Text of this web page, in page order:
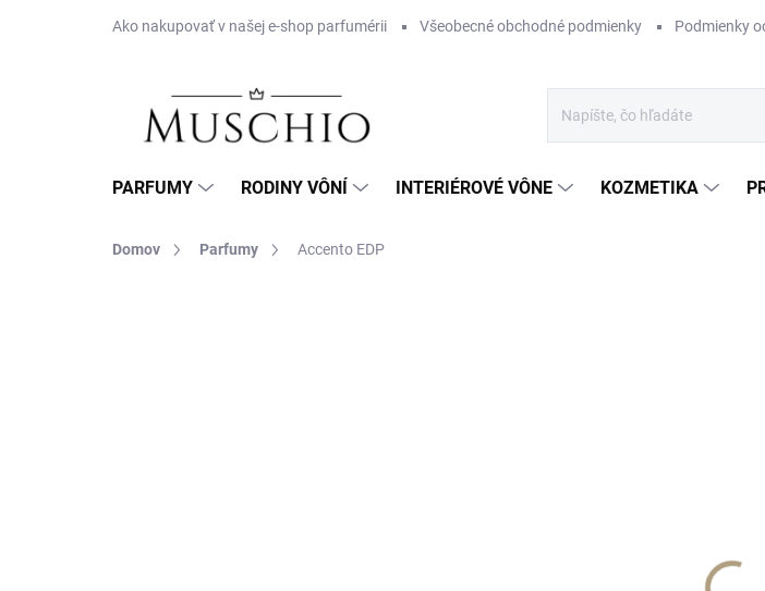
Ako nakupovať v našej e-shop parfumérii Všeobecné obchodné podmienky Podmienky
PARFUMY RODINY VÔNÍ INTERIÉROVÉ VÔNE KOZMETIKA
Domov Parfumy Accento EDP